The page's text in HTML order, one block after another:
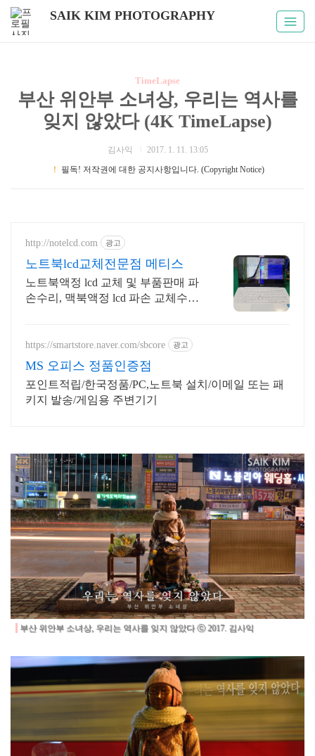
SAIK KIM PHOTOGRAPHY
TimeLapse
부산 위안부 소녀상, 우리는 역사를
잊지 않았다 (4K TimeLapse)
김사익
2017. 1. 11. 13:05
！
필독! 저작권에 대한 공지사항입니다. (Copyright Notice)
http://notelcd.com 광고
노트북lcd교체전문점 메티스
노트북액정 lcd 교체 및 부품판매 파
손수리, 맥북액정 lcd 파손 교체수리
https://smartstore.naver.com/sbcore 광고
MS 오피스 정품인증점
포인트적립/한국정품/PC,노트북 설치/이메일 또는 패
키지 발송/게임용 주변기기
부산 위안부 소녀상, 우리는 역사를 잊지 않았다 ⓒ 2017. 김사익